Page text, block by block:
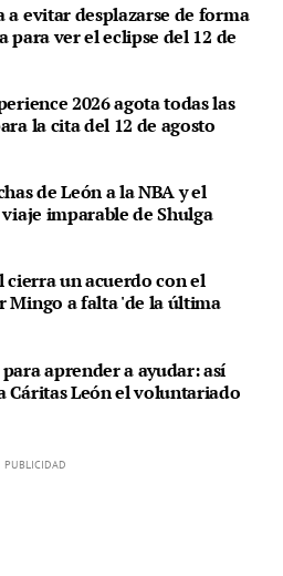
a evitar desplazarse de forma
para ver el eclipse del 12 de
2026 agota todas las
la cita del 12 de agosto
de León a la NBA y el
imparable de Shulga
cierra un acuerdo con el
Mingo a falta 'de la última
aprender a ayudar: así
Cáritas León el voluntariado